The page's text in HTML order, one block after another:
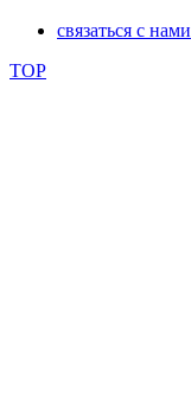
связаться с нами
TOP